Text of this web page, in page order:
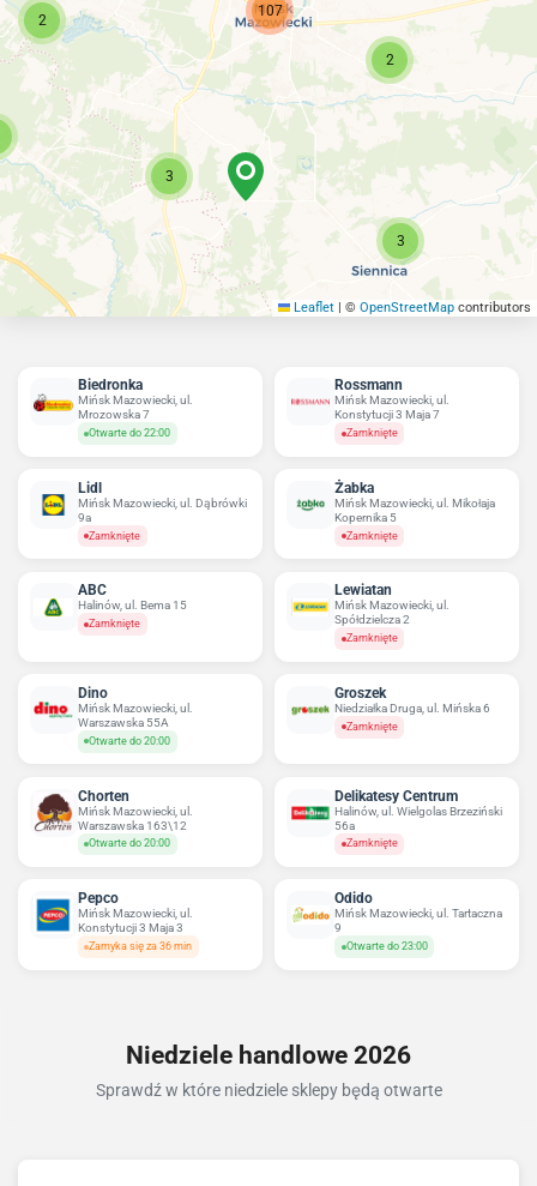
2
2
3
3
107
Leaflet | © OpenStreetMap contributors
Biedronka
Mińsk Mazowiecki, ul.
Mrozowska 7
Otwarte do 22:00
Rossmann
Mińsk Mazowiecki, ul.
Konstytucji 3 Maja 7
Zamknięte
Lidl
Mińsk Mazowiecki, ul. Dąbrówki
9a
Zamknięte
Żabka
Mińsk Mazowiecki, ul. Mikołaja
Kopernika 5
Zamknięte
ABC
Halinów, ul. Bema 15
Zamknięte
Lewiatan
Mińsk Mazowiecki, ul.
Spółdzielcza 2
Zamknięte
Dino
Mińsk Mazowiecki, ul.
Warszawska 55A
Otwarte do 20:00
Groszek
Niedziałka Druga, ul. Mińska 6
Zamknięte
Chorten
Mińsk Mazowiecki, ul.
Warszawska 163\12
Otwarte do 20:00
Delikatesy Centrum
Halinów, ul. Wielgolas Brzeziński
56a
Zamknięte
Pepco
Mińsk Mazowiecki, ul.
Konstytucji 3 Maja 3
Zamyka się za 36 min
Odido
Mińsk Mazowiecki, ul. Tartaczna
9
Otwarte do 23:00
Niedziele handlowe 2026
Sprawdź w które niedziele sklepy będą otwarte